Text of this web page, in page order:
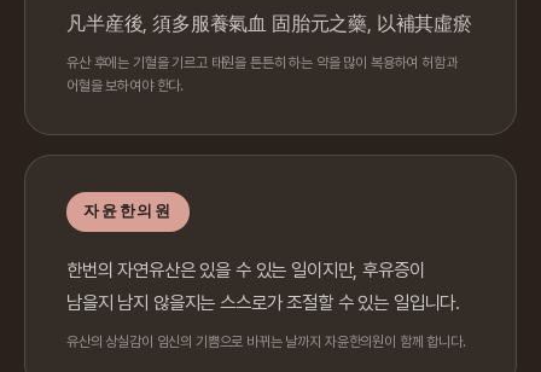
凡半産後, 須多服養氣血 固胎元之藥, 以補其虛瘀
유산 후에는 기혈을 기르고 태원을 튼튼히 하는 약을 많이 복용하여 허함과
어혈을 보하여야 한다.
자윤한의원
한번의 자연유산은 있을 수 있는 일이지만, 후유증이
남을지 남지 않을지는 스스로가 조절할 수 있는 일입니다.
유산의 상실감이 임신의 기쁨으로 바뀌는 날까지 자윤한의원이 함께 합니다.